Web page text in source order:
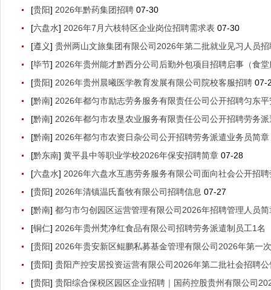
[贵阳] 2026年黔药集团招聘 07-30
[六盘水] 2026年7月六枝特区企业岗位招聘需求表 07-30
[遵义] 贵州两山文旅集团有限公司2026年第二批就业见习人员
[毕节] 2026年贵州能才黔西分公司后勤外包项目招聘启事（食
[贵阳] 2026年贵州晨曦医学教育发展有限公司院校客服招聘 07-
[黔南] 2026年都匀市励志劳务服务有限责任公司公开招聘匀东
[黔南] 2026年都匀市农垦农业服务有限责任公司公开招聘劳务
[黔南] 2026年都匀市农资日杂公司公开招聘劳务派遣业务员简
[黔东南] 黄平县中等职业学校2026年保安招聘简章 07-28
[六盘水] 2026年六盘水互惠劳务服务有限公司面向社会公开招
[贵阳] 2026年清镇温氏畜牧有限公司招聘信息 07-27
[黔南] 都匀市匀创园区运营管理有限公司2026年招聘管理人员
[铜仁] 2026年贵州梵净红食品有限公司招聘劳务派遣制员工1名
[贵阳] 2026年贵安新区鲲鹏私募基金管理有限公司2026年第一
[贵阳] 贵阳产控安居投资运营有限公司2026年第二批社会招聘
[贵阳] 贵阳综合保税区园区企业招聘｜国药控股贵州有限公司